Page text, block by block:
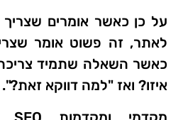
על כן כאשר אומרים שצריך
לאתר, זה פשוט אומר
כאשר השאלה שתמיד
איזו? ואז "למה דווקא זאת?".